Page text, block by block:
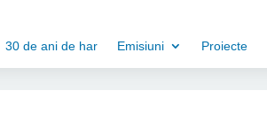
30 de ani de har Emisiuni Proiecte